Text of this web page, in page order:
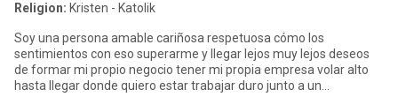
Religion: Kristen - Katolik
Soy una persona amable cariñosa respetuosa cómo los
sentimientos con eso superarme y llegar lejos muy lejos deseos
de formar mi propio negocio tener mi propia empresa volar alto
hasta llegar donde quiero estar trabajar duro junto a un